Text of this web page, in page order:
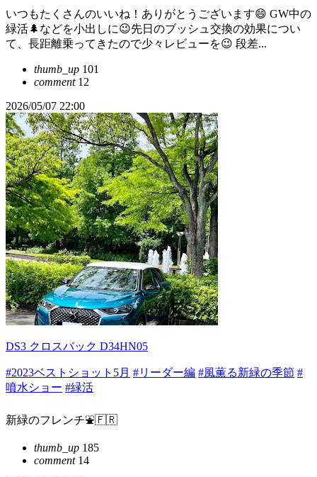
いつもたくさんのいいね！ありがとうございます😄 GW中の
緑活🌲などを小出しに😉先日のブッシュ交換の効果につい
て、長距離乗ってきたので少々レビューを😉 段差...
thumb_up 101
comment12
2026/05/07 22:00
DS3 クロスバック D34HN05
#2023ベストショット5月 #リーダー編 #風薫る新緑の季節 #
噴水ショー #緑活
新緑のフレンチ⛲️🇫🇷
thumb_up 185
comment14